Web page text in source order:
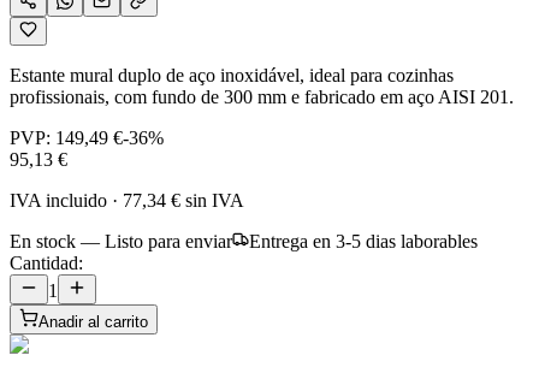
Estante mural duplo de aço inoxidável, ideal para cozinhas
profissionais, com fundo de 300 mm e fabricado em aço AISI 201.
PVP: 149,49 €-36%
95,13 €
IVA incluido · 77,34 € sin IVA
En stock — Listo para enviar
Entrega en 3-5 dias laborables
Cantidad:
1
Anadir al carrito